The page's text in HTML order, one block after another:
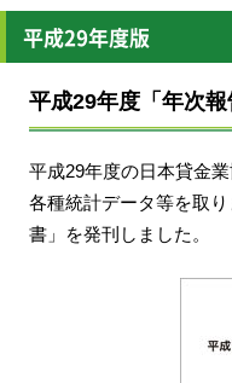
平成29年度版
平成29年度「年次
平成29年度の日本貸金
各種統計データ等を取
書」を発刊しました。